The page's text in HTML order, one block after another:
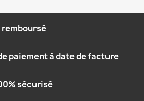
paiement à date de facture
sécurisé